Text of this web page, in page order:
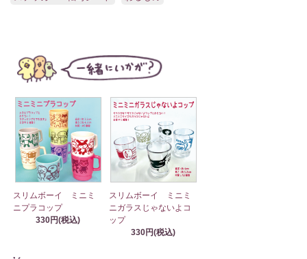
スリムボーイ ミニミ
ニプラコップ
330円(税込)
スリムボーイ ミニミ
ニガラスじゃないよコ
ップ
330円(税込)